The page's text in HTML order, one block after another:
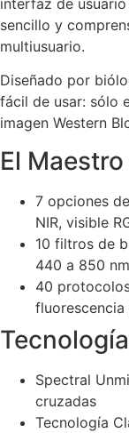
sencillo y
multiusuario.
Diseñado por
fácil de usar: sólo
imagen Western
El
7 opciones
NIR, visible
10 filtros de
440 a 850 nm
40
fluorescencia
Spectral
cruzadas
Tecnología